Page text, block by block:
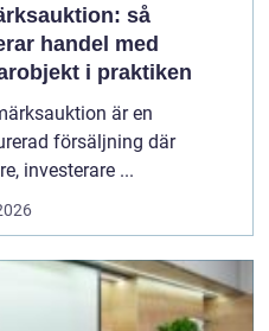
så
handel med
i praktiken
är en
försäljning där
investerare ...